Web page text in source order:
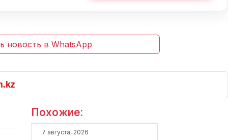
новость в WhatsApp
Похожие:
7 августа, 2026